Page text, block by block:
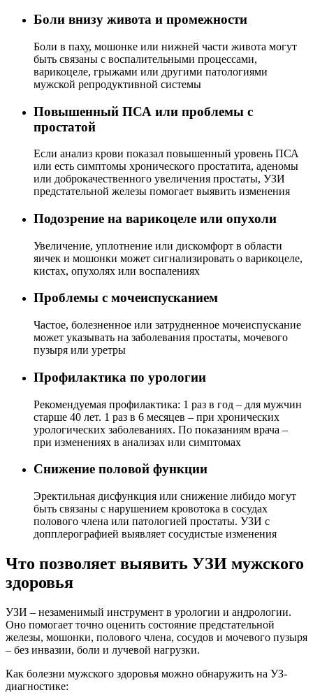
Боли внизу живота и промежности
Боли в паху, мошонке или нижней части живота могут
быть связаны с воспалительными процессами,
варикоцеле, грыжами или другими патологиями
мужской репродуктивной системы
Повышенный ПСА или проблемы с
простатой
Если анализ крови показал повышенный уровень ПСА
или есть симптомы хронического простатита, аденомы
или доброкачественного увеличения простаты, УЗИ
предстательной железы помогает выявить изменения
Подозрение на варикоцеле или опухоли
Увеличение, уплотнение или дискомфорт в области
яичек и мошонки может сигнализировать о варикоцеле,
кистах, опухолях или воспалениях
Проблемы с мочеиспусканием
Частое, болезненное или затрудненное мочеиспускание
может указывать на заболевания простаты, мочевого
пузыря или уретры
Профилактика по урологии
Рекомендуемая профилактика: 1 раз в год – для мужчин
старше 40 лет. 1 раз в 6 месяцев – при хронических
урологических заболеваниях. По показаниям врача –
при изменениях в анализах или симптомах
Снижение половой функции
Эректильная дисфункция или снижение либидо могут
быть связаны с нарушением кровотока в сосудах
полового члена или патологией простаты. УЗИ с
допплерографией выявляет сосудистые изменения
Что позволяет выявить УЗИ мужского
здоровья
УЗИ – незаменимый инструмент в урологии и андрологии.
Оно помогает точно оценить состояние предстательной
железы, мошонки, полового члена, сосудов и мочевого пузыря
– без инвазии, боли и лучевой нагрузки.
Как болезни мужского здоровья можно обнаружить на УЗ-
диагностике: